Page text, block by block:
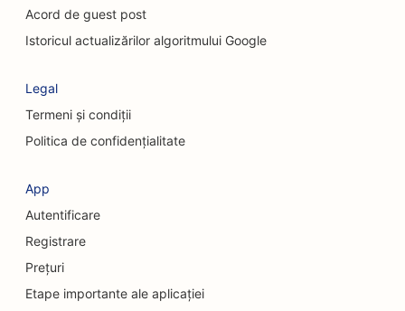
Acord de guest post
Istoricul actualizărilor algoritmului Google
Legal
Termeni și condiții
Politica de confidențialitate
App
Autentificare
Registrare
Prețuri
Etape importante ale aplicației